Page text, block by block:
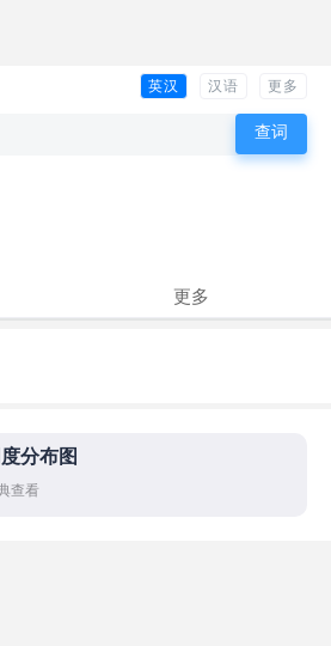
英汉 汉语 更多
更多
分布图
查看